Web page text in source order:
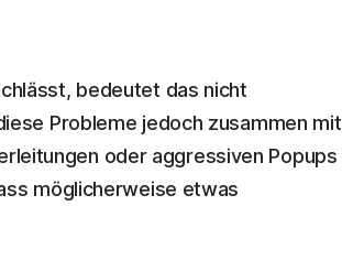
bedeutet das nicht
Probleme jedoch zusammen mit
oder aggressiven Popups
möglicherweise etwas